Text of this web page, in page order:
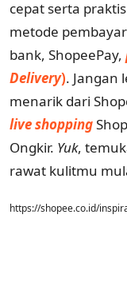
cepat serta
metode
bank, ShopeePay,
Delivery). Jangan
menarik dari
live shopping
Ongkir. Yuk,
rawat kulitmu
https://shopee.co.id/